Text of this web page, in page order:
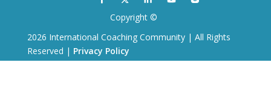
Copyright ©
2026 International Coaching Community | All Rights
Reserved | Privacy Policy